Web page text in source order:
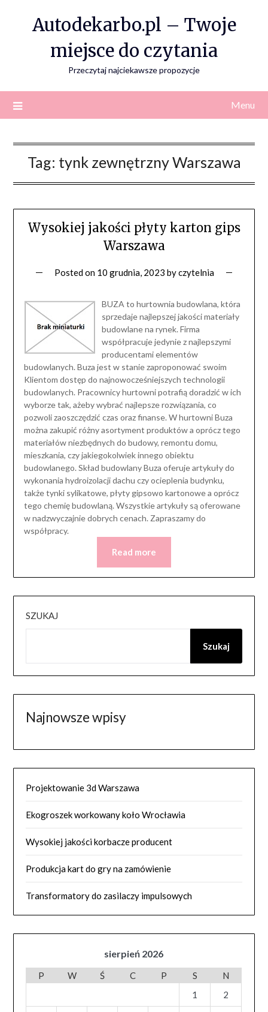
Autodekarbo.pl – Twoje
miejsce do czytania
Przeczytaj najciekawsze propozycje
Menu
Tag: tynk zewnętrzny Warszawa
Wysokiej jakości płyty karton gips
Warszawa
Posted on 10 grudnia, 2023 byczytelnia
BUZA to hurtownia budowlana, która
sprzedaje najlepszej jakości materiały
budowlane na rynek. Firma
współpracuje jedynie z najlepszymi
producentami elementów
budowlanych. Buza jest w stanie zaproponować swoim
Klientom dostęp do najnowocześniejszych technologii
budowlanych. Pracownicy hurtowni potrafią doradzić w ich
wyborze tak, ażeby wybrać najlepsze rozwiązania, co
pozwoli zaoszczędzić czas oraz finanse. W hurtowni Buza
można zakupić różny asortyment produktów a oprócz tego
materiałów niezbędnych do budowy, remontu domu,
mieszkania, czy jakiegokolwiek innego obiektu
budowlanego. Skład budowlany Buza oferuje artykuły do
wykonania hydroizolacji dachu czy ocieplenia budynku,
także tynki sylikatowe, płyty gipsowo kartonowe a oprócz
tego chemię budowlaną. Wszystkie artykuły są oferowane
w nadzwyczajnie dobrych cenach. Zapraszamy do
współpracy.
Read more
SZUKAJ
Szukaj
Najnowsze wpisy
Projektowanie 3d Warszawa
Ekogroszek workowany koło Wrocławia
Wysokiej jakości korbacze producent
Produkcja kart do gry na zamówienie
Transformatory do zasilaczy impulsowych
sierpień 2026
P W Ś C P S
N
1
2